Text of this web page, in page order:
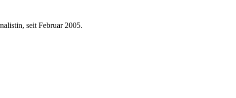
seit Februar 2005.